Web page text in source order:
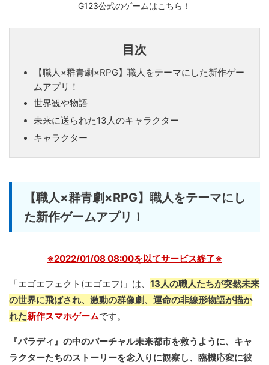
G123公式のゲームはこちら！
目次
【職人×群青劇×RPG】職人をテーマにした新作ゲー
ムアプリ！
世界観や物語
未来に送られた13人のキャラクター
キャラクター
【職人×群青劇×RPG】職人をテーマにし
た新作ゲームアプリ！
※2022/01/08 08:00を以てサービス終了※
「エゴエフェクト(エゴエフ)」は、 13人の職人たちが突然未来
の世界に飛ばされ、激動の群像劇、運命の非線形物語が描か
れた新作スマホゲームです。
『パラディ』の中のバーチャル未来都市を救うように、キャ
ラクターたちのストーリーを念入りに観察し、臨機応変に彼